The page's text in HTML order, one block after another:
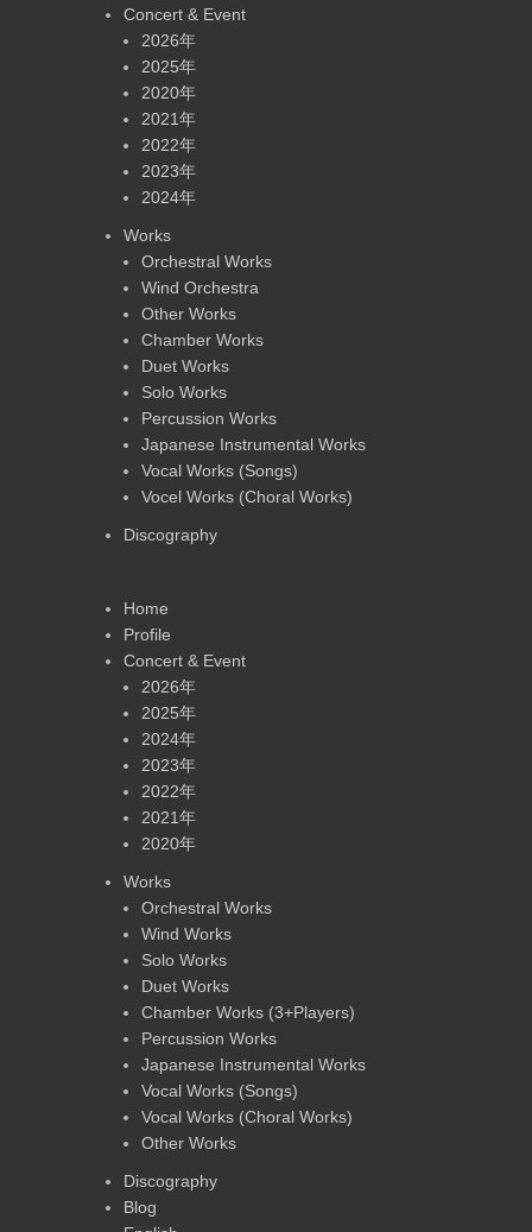
Concert & Event
2026年
2025年
2020年
2021年
2022年
2023年
2024年
Works
Orchestral Works
Wind Orchestra
Other Works
Chamber Works
Duet Works
Solo Works
Percussion Works
Japanese Instrumental Works
Vocal Works (Songs)
Vocel Works (Choral Works)
Discography
Home
Profile
Concert & Event
2026年
2025年
2024年
2023年
2022年
2021年
2020年
Works
Orchestral Works
Wind Works
Solo Works
Duet Works
Chamber Works (3+Players)
Percussion Works
Japanese Instrumental Works
Vocal Works (Songs)
Vocal Works (Choral Works)
Other Works
Discography
Blog